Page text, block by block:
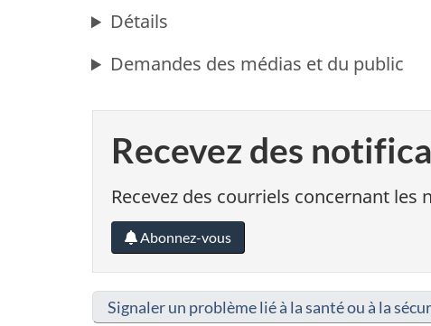
Détails
Demandes des médias et du public
Recevez des
Recevez des courriels concernant
Abonnez-vous
Signaler un problème lié à la santé ou à la